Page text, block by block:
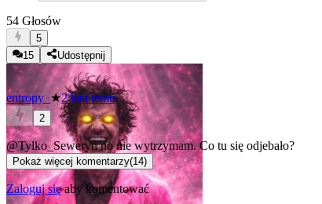
54 Głosów
5
15
Udostępnij
entropy_ ★2 lata temu
2
@Tylko_Sewerynno nie wytrzymam. Co tu się odjebało?
Pokaż więcej komentarzy(14)
Zaloguj sięaby komentować